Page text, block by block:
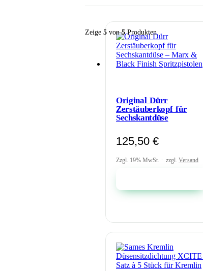
Zeige 5 von5Produkten
Original Dürr
Zerstäuberkopf für
Sechskantdüse
125,50 €
Zzgl. 19% MwSt. zzgl. Versand